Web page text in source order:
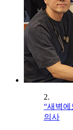
2.
“새벽
의사